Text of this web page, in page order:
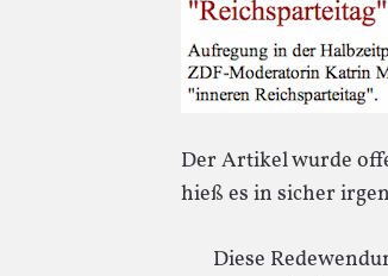
Der Artikel wurde
hieß es in sicher
Diese